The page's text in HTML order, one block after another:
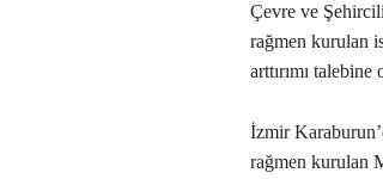
Çevre ve
rağmen kurulan
arttırımı
İzmir
rağmen kurulan